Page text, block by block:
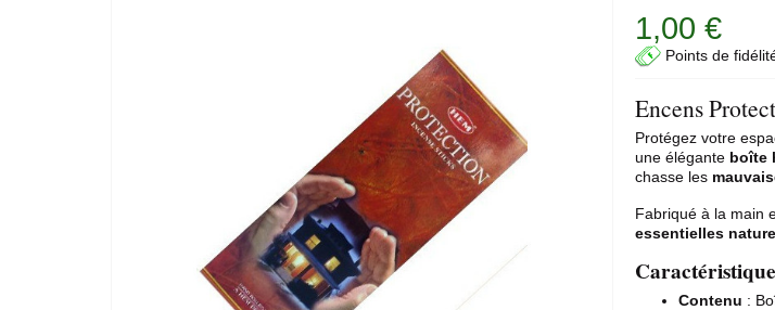
1,00 €
Points de
Encens
Protégez votre
une élégante boîte
chasse les
Fabriqué à la main
essentielles
Contenu :